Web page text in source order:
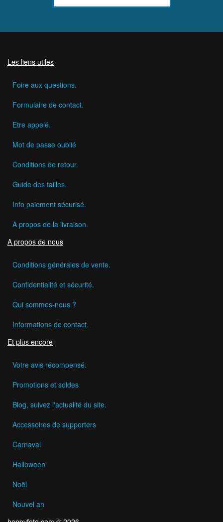
Les liens utiles
Foire aux questions.
Formulaire de contact.
Etre appelé.
Mot de passe oublié
Conditions de retour.
Guide des tailles.
Info paiement sécurisé.
A propos de la livraison.
A propos de nous
Conditions générales de vente.
Confidentialité et sécurité.
Qui sommes-nous ?
Informations de contact.
Et plus encore
Votre avis récompensé.
Promotions et soldes
Blog, suivez l'actualité du site.
Accessoires de supporters
Carnaval
Halloween
Noël
Nouvel an